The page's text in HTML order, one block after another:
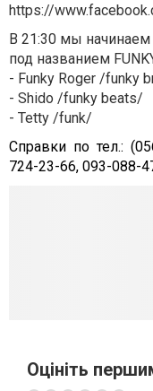
https://
В 21:30 мы
под названием
- Funky Roger /funky
- Shido /funky beats/
- Tetty /funk/
Справки по тел.:
724-23-66, 093-088-
Оцініть